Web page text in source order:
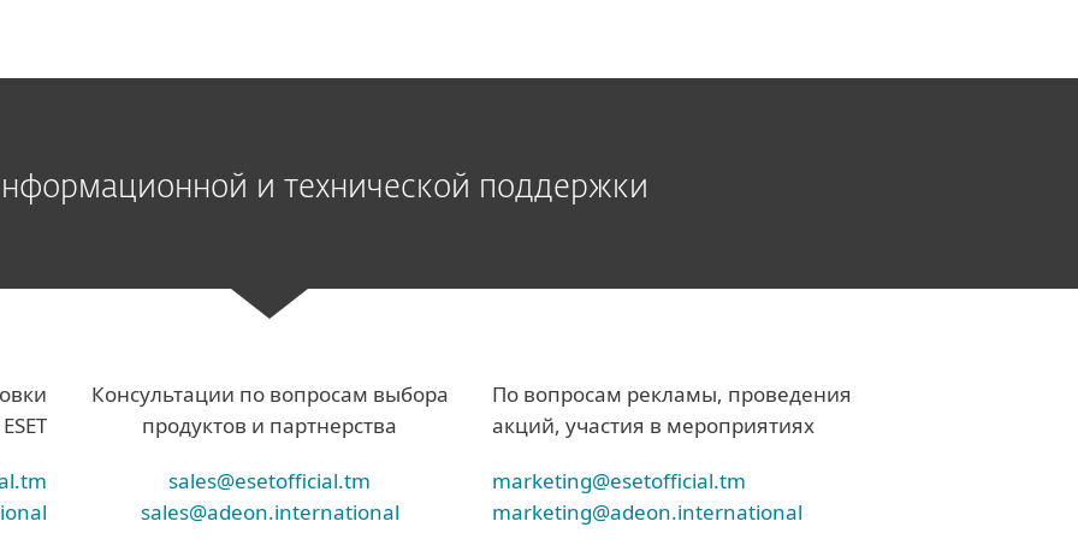
и технической поддержки
Консультации по вопросам выбора
продуктов и партнерства
sales@esetofficial.tm
sales@adeon.international
По вопросам рекламы, проведения
акций, участия в мероприятиях
marketing@esetofficial.tm
marketing@adeon.international